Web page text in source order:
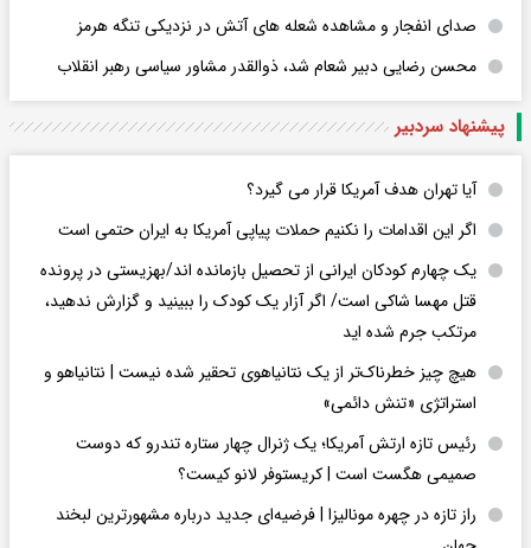
صدای انفجار و مشاهده شعله های آتش در نزدیکی تنگه هرمز
محسن رضایی دبیر شعام شد، ذوالقدر مشاور سیاسی رهبر انقلاب
پیشنهاد سردبیر
آیا تهران هدف آمریکا قرار می گیرد؟
اگر این اقدامات را نکنیم حملات پیاپی آمریکا به ایران حتمی است
یک چهارم کودکان ایرانی از تحصیل بازمانده اند/بهزیستی در پرونده
قتل مهسا شاکی است/ اگر آزار یک کودک را ببینید و گزارش ندهید،
مرتکب جرم شده اید
هیچ چیز خطرناک‌تر از یک نتانیاهوی تحقیر شده نیست | نتانیاهو و
استراتژی «تنش دائمی»
رئیس تازه ارتش آمریکا؛ یک ژنرال چهار ستاره تندرو که دوست
صمیمی هگست است | کریستوفر لانو کیست؟
راز تازه در چهره مونالیزا | فرضیه‌ای جدید درباره مشهورترین لبخند